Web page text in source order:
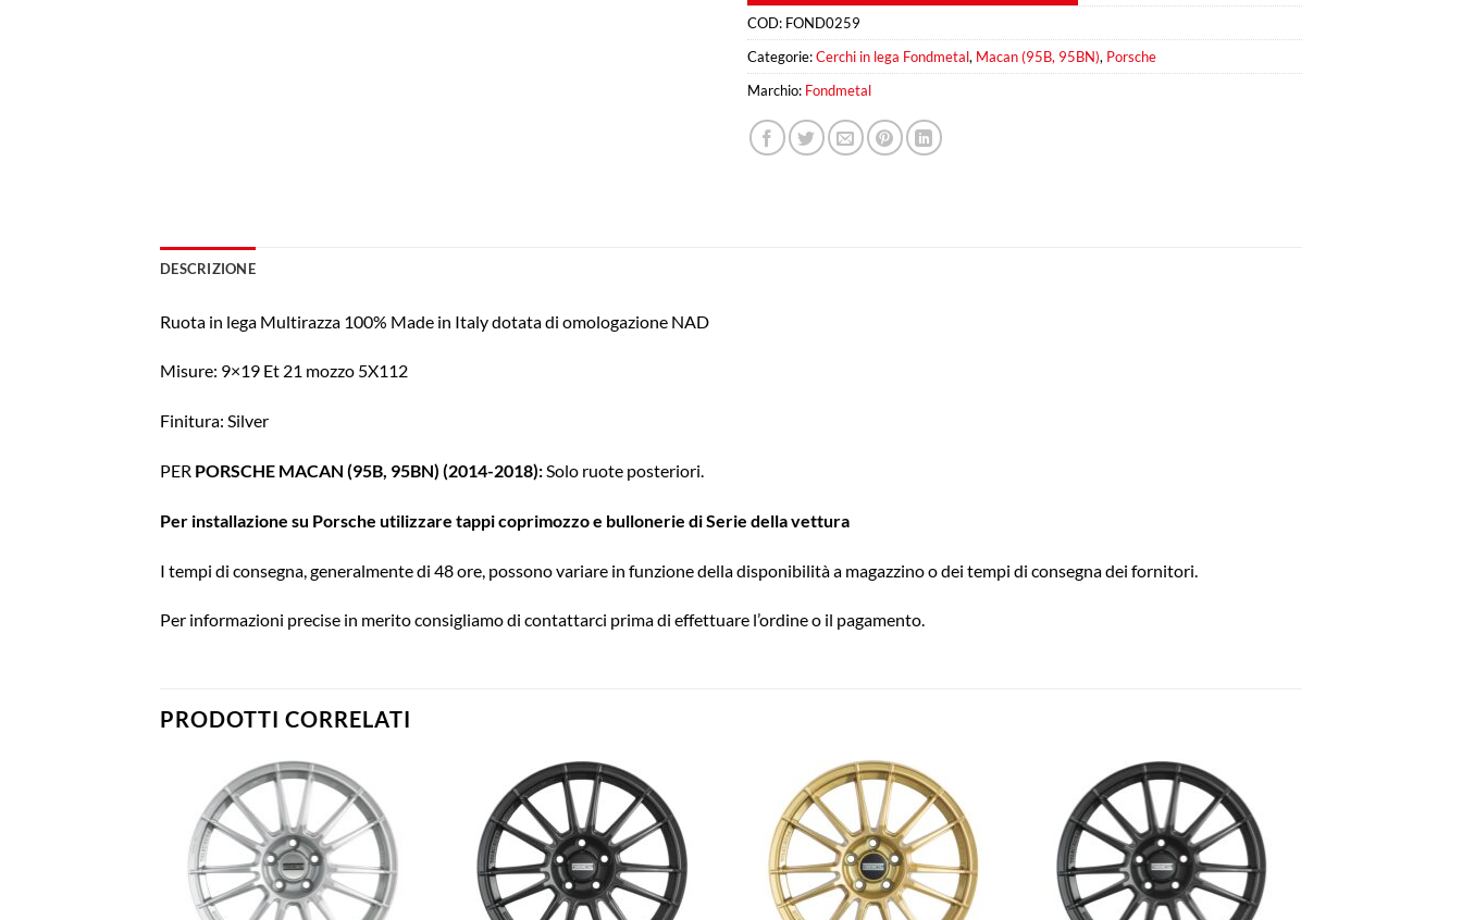
COD: FOND0259
Categorie:Cerchi in lega Fondmetal, Macan (95B, 95BN), Porsche
Marchio: Fondmetal
DESCRIZIONE
Ruota in lega Multirazza 100% Made in Italy dotata di omologazione NAD
Misure: 9×19 Et 21 mozzo 5X112
Finitura: Silver
PER PORSCHE MACAN (95B, 95BN) (2014-2018):Solo ruote posteriori.
Per installazione su Porsche utilizzare tappi coprimozzo e bullonerie di Serie della vettura
I tempi di consegna, generalmente di 48 ore, possono variare in funzione della disponibilità a magazzino o dei tempi di consegna dei fornitori.
Per informazioni precise in merito consigliamo di contattarci prima di effettuare l’ordine o il pagamento.
PRODOTTI CORRELATI
Aggiungi
alla lista
dei
desideri
Aggiungi
alla lista
dei
desideri
Aggiungi
alla lista
dei
desideri
Aggiungi
alla lista
dei
desideri